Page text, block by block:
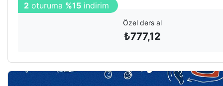
2 oturuma %15 indirim
Özel ders al
₺777,12